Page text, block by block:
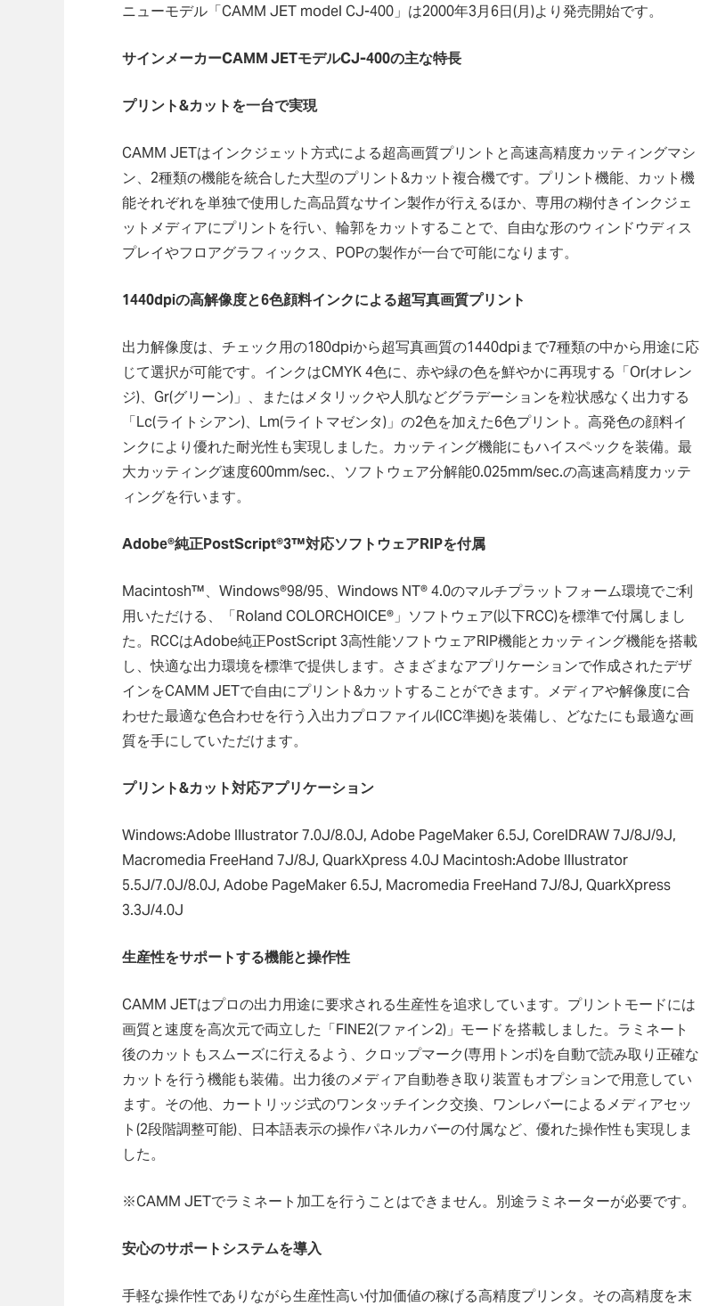
ニューモデル「CAMM JET model CJ-400」は2000年3月6日(月)より発売開始です。
サインメーカーCAMM JETモデルCJ-400の主な特長
プリント&カットを一台で実現
CAMM JETはインクジェット方式による超高画質プリントと高速高精度カッティングマシ
ン、2種類の機能を統合した大型のプリント&カット複合機です。プリント機能、カット機
能それぞれを単独で使用した高品質なサイン製作が行えるほか、専用の糊付きインクジェ
ットメディアにプリントを行い、輪郭をカットすることで、自由な形のウィンドウディス
プレイやフロアグラフィックス、POPの製作が一台で可能になります。
1440dpiの高解像度と6色顔料インクによる超写真画質プリント
出力解像度は、チェック用の180dpiから超写真画質の1440dpiまで7種類の中から用途に応
じて選択が可能です。インクはCMYK 4色に、赤や緑の色を鮮やかに再現する「Or(オレン
ジ)、Gr(グリーン)」、またはメタリックや人肌などグラデーションを粒状感なく出力する
「Lc(ライトシアン)、Lm(ライトマゼンタ)」の2色を加えた6色プリント。高発色の顔料イ
ンクにより優れた耐光性も実現しました。カッティング機能にもハイスペックを装備。最
大カッティング速度600mm/sec.、ソフトウェア分解能0.025mm/sec.の高速高精度カッテ
ィングを行います。
Adobe®純正PostScript®3™対応ソフトウェアRIPを付属
Macintosh™、Windows®98/95、Windows NT® 4.0のマルチプラットフォーム環境でご利
用いただける、「Roland COLORCHOICE®」ソフトウェア(以下RCC)を標準で付属しまし
た。RCCはAdobe純正PostScript 3高性能ソフトウェアRIP機能とカッティング機能を搭載
し、快適な出力環境を標準で提供します。さまざまなアプリケーションで作成されたデザ
インをCAMM JETで自由にプリント&カットすることができます。メディアや解像度に合
わせた最適な色合わせを行う入出力プロファイル(ICC準拠)を装備し、どなたにも最適な画
質を手にしていただけます。
プリント&カット対応アプリケーション
Windows:Adobe Illustrator 7.0J/8.0J, Adobe PageMaker 6.5J, CorelDRAW 7J/8J/9J,
Macromedia FreeHand 7J/8J, QuarkXpress 4.0J Macintosh:Adobe Illustrator
5.5J/7.0J/8.0J, Adobe PageMaker 6.5J, Macromedia FreeHand 7J/8J, QuarkXpress
3.3J/4.0J
生産性をサポートする機能と操作性
CAMM JETはプロの出力用途に要求される生産性を追求しています。プリントモードには
画質と速度を高次元で両立した「FINE2(ファイン2)」モードを搭載しました。ラミネート
後のカットもスムーズに行えるよう、クロップマーク(専用トンボ)を自動で読み取り正確な
カットを行う機能も装備。出力後のメディア自動巻き取り装置もオプションで用意してい
ます。その他、カートリッジ式のワンタッチインク交換、ワンレバーによるメディアセッ
ト(2段階調整可能)、日本語表示の操作パネルカバーの付属など、優れた操作性も実現しま
した。
※CAMM JETでラミネート加工を行うことはできません。別途ラミネーターが必要です。
安心のサポートシステムを導入
手軽な操作性でありながら生産性高い付加価値の稼げる高精度プリンタ。その高精度を末